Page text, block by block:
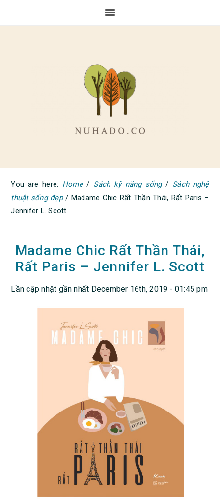
You are here: Home / Sách kỹ năng sống / Sách nghệ
thuật sống đẹp / Madame Chic Rất Thần Thái, Rất Paris –
Jennifer L. Scott
Madame Chic Rất Thần Thái,
Rất Paris – Jennifer L. Scott
Lần cập nhật gần nhất December 16th, 2019 - 01:45 pm